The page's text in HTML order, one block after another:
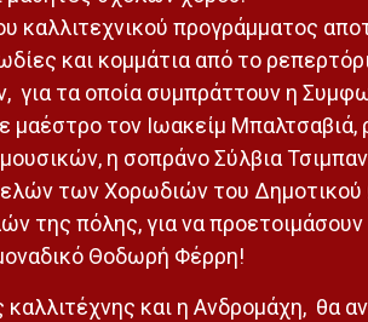
καλλιτεχνικού προγράμματος
και κομμάτια από το
για τα οποία συμπράττουν η
μαέστρο τον Ιωακείμ Μπαλτσαβιά,
η σοπράνο Σύλβια
των Χορωδιών του Δημοτικού
της πόλης, για να προετοιμάσουν
Θοδωρή Φέρρη!
και η Ανδρομάχη, θα